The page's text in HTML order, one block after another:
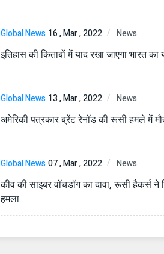
Global News 16 , Mar , 2022 News
इतिहास की किताबों में याद रखा जाएगा भारत
Global News 13 , Mar , 2022 News
अमेरिकी पत्रकार ब्रेंट रेनॉड की रूसी हमले में
Global News07 , Mar , 2022 News
कीव की साइबर वॉचडॉग का दावा, रूसी हैकर्स
हमला